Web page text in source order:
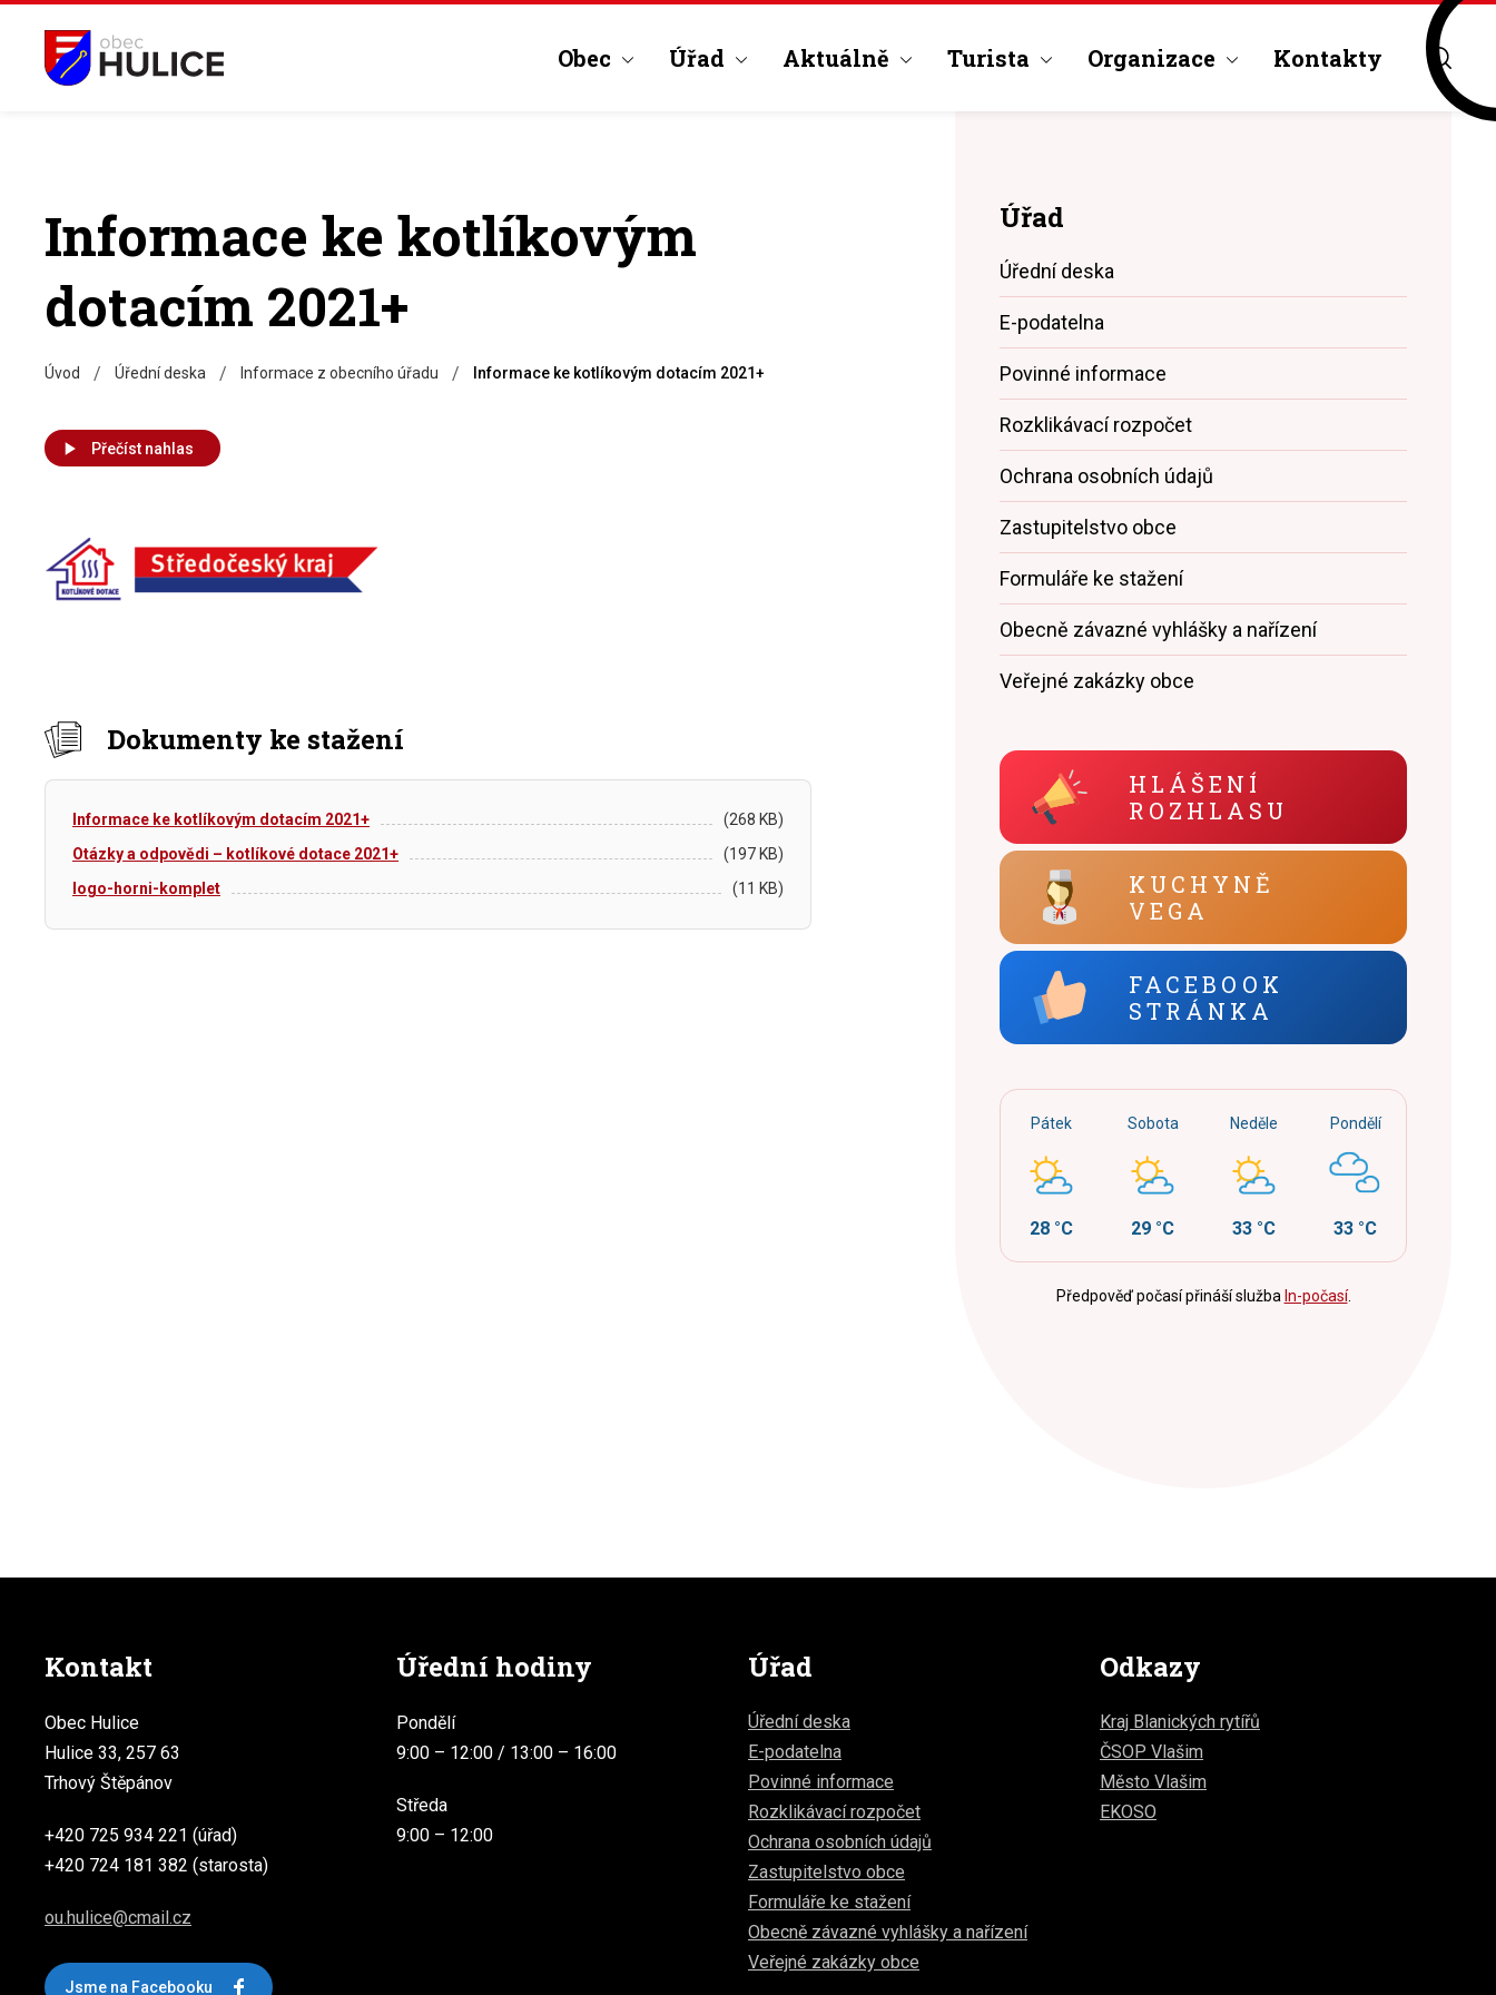
Obec Úřad Aktuálně Turista Organizace Kontakty
Informace ke kotlíkovým
dotacím 2021+
Úvod / Úřední deska / Informace z obecního úřadu / Informace ke kotlíkovým dotacím 2021+
Přečíst nahlas
Dokumenty ke stažení
Informace ke kotlíkovým dotacím 2021+
(268 KB)
Otázky a odpovědi – kotlíkové dotace 2021+
(197 KB)
logo-horni-komplet
(11 KB)
Úřad
Úřední deska
E-podatelna
Povinné informace
Rozklikávací rozpočet
Ochrana osobních údajů
Zastupitelstvo obce
Formuláře ke stažení
Obecně závazné vyhlášky a nařízení
Veřejné zakázky obce
HLÁŠENÍ
ROZHLASU
KUCHYNĚ
VEGA
FACEBOOK
STRÁNKA
Pátek
28 °C
Sobota
29 °C
Neděle
33 °C
Pondělí
33 °C
Předpověď počasí přináší služba In-počasí.
Kontakt
Obec Hulice
Hulice 33, 257 63
Trhový Štěpánov
+420 725 934 221 (úřad)
+420 724 181 382 (starosta)
ou.hulice@cmail.cz
Jsme na Facebooku
Úřední hodiny
Pondělí
9:00 – 12:00 / 13:00 – 16:00
Středa
9:00 – 12:00
Úřad
Úřední deska
E-podatelna
Povinné informace
Rozklikávací rozpočet
Ochrana osobních údajů
Zastupitelstvo obce
Formuláře ke stažení
Obecně závazné vyhlášky a nařízení
Veřejné zakázky obce
Odkazy
Kraj Blanických rytířů
ČSOP Vlašim
Město Vlašim
EKOSO